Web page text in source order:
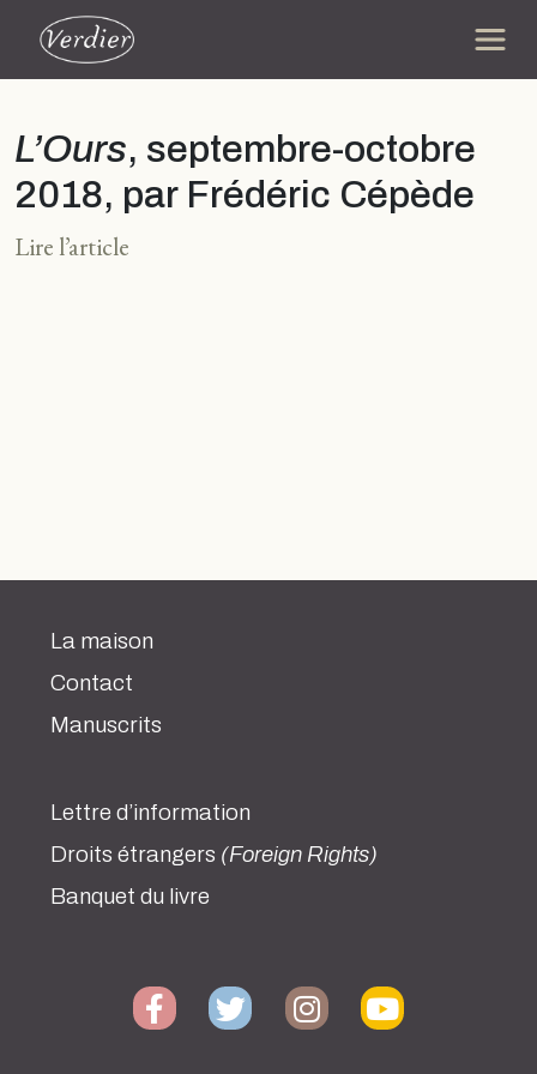
L’Ours, septembre-octobre
2018, par Frédéric Cépède
Lire l’article
La maison
Contact
Manuscrits
Lettre d’information
Droits étrangers (Foreign Rights)
Banquet du livre